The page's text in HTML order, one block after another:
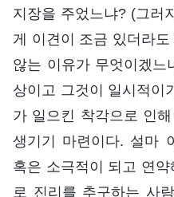
지장을 주었느냐? (그러
게 이견이 조금 있더라
않는 이유가 무엇이겠
상이고 그것이 일시적이
가 일으킨 착각으로 인
생기기 마련이다. 설마
혹은 소극적이 되고 연
로 진리를 추구하는 사